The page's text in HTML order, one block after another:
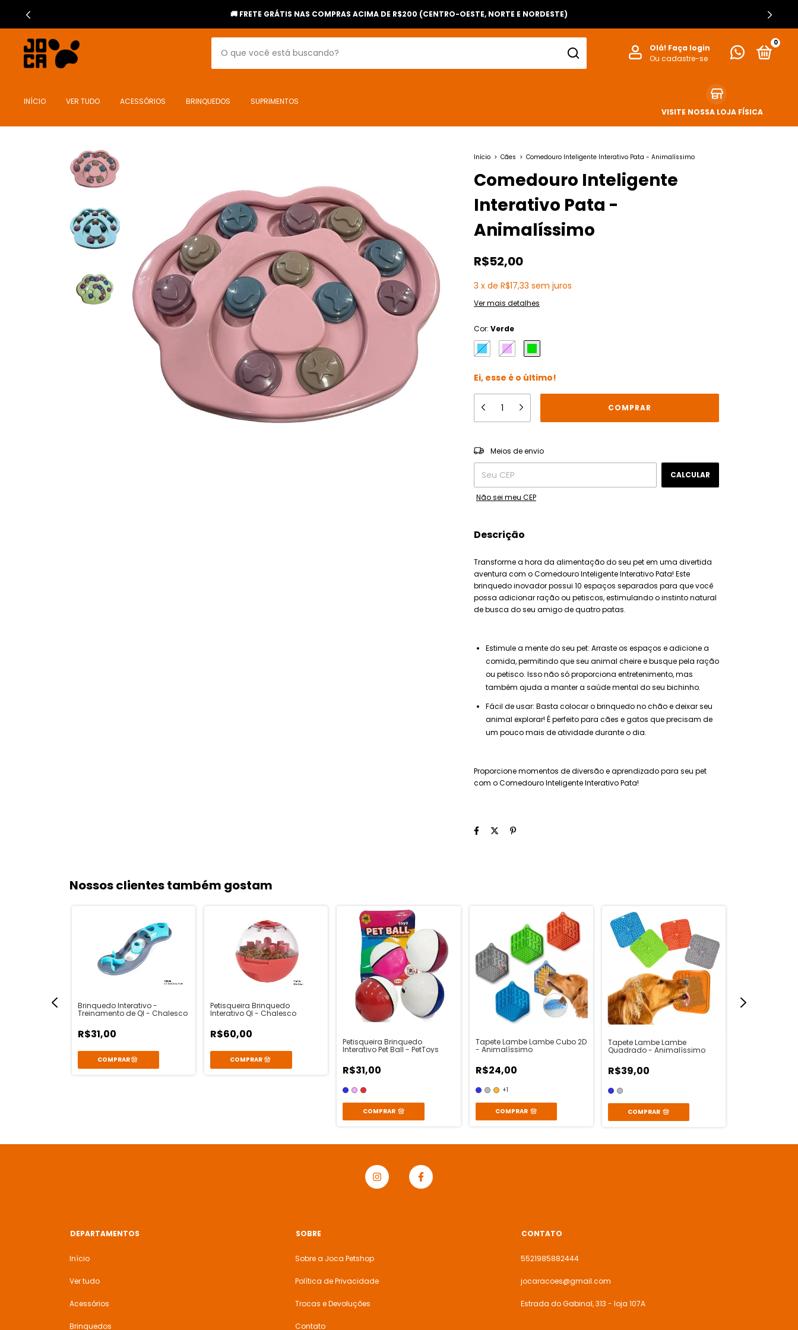
🚚 FRETE GRÁTIS NAS COMPRAS ACIMA DE R$200 (CENTRO-OESTE, NORTE E NORDESTE)
Olá! Faça login
Ou cadastre-se
0
INÍCIO VER TUDO ACESSÓRIOS BRINQUEDOS
SUPRIMENTOS
VISITE NOSSA LOJA FÍSICA
Início > Cães > Comedouro Inteligente Interativo Pata - Animalíssimo
Comedouro Inteligente
Interativo Pata -
Animalíssimo
R$52,00
3 x de R$17,33 sem juros
Ver mais detalhes
Cor: Verde
Ei, esse é o último!
Entregas para o CEP:
Meios de envio
CALCULAR
Não sei meu CEP
Descrição
Transforme a hora da alimentação do seu pet em uma divertida
aventura com o Comedouro Inteligente Interativo Pata! Este
brinquedo inovador possui 10 espaços separados para que você
possa adicionar ração ou petiscos, estimulando o instinto natural
de busca do seu amigo de quatro patas.
Estimule a mente do seu pet: Arraste os espaços e adicione a
comida, permitindo que seu animal cheire e busque pela ração
ou petisco. Isso não só proporciona entretenimento, mas
também ajuda a manter a saúde mental do seu bichinho.
Fácil de usar: Basta colocar o brinquedo no chão e deixar seu
animal explorar! É perfeito para cães e gatos que precisam de
um pouco mais de atividade durante o dia.
Proporcione momentos de diversão e aprendizado para seu pet
com o Comedouro Inteligente Interativo Pata!
Nossos clientes também gostam
Brinquedo Interativo -
Treinamento de QI - Chalesco
R$31,00
Petisqueira Brinquedo
Interativo QI - Chalesco
R$60,00
Petisqueira Brinquedo
Interativo Pet Ball - PetToys
R$31,00
COMPRAR
Tapete Lambe Lambe Cubo 2D
- Animalíssimo
R$24,00
+1
COMPRAR
Tapete Lambe Lambe
Quadrado - Animalíssimo
R$39,00
COMPRAR
DEPARTAMENTOS
Início
Ver tudo
Acessórios
Brinquedos
SOBRE
Sobre a Joca Petshop
Política de Privacidade
Trocas e Devoluções
Contato
CONTATO
5521985882444
jocaracoes@gmail.com
Estrada do Gabinal, 313 - loja 107A